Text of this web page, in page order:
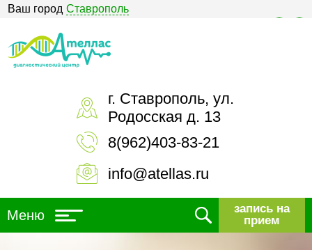
Ваш город Ставрополь
г. Ставрополь, ул.
Родосская д. 13
8(962)403-83-21
info@atellas.ru
Меню
запись на
прием